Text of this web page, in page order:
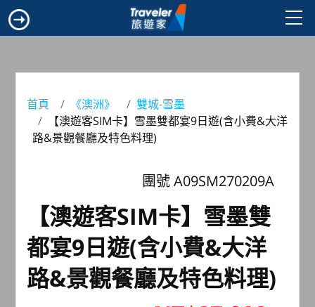
首頁 《澳洲》
雙城-雪墨
【澳遊客SIM卡】雪墨雙都宴9日遊(含小費&大洋
路&景觀餐廳及特色料理)
團號 A09SM270209A
【澳遊客SIM卡】雪墨雙
都宴9日遊(含小費&大洋
路&景觀餐廳及特色料理)